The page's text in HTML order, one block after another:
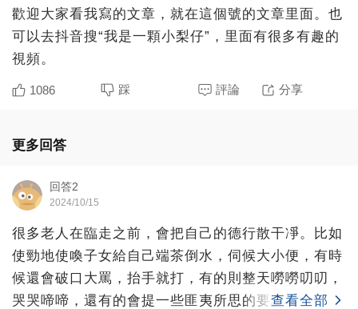
歡迎大家看我寫的文章，就在這個號的文章里面。也
可以去抖音搜“我是一顆小梨仔”，里面有很多有趣的
視頻。
1086 踩 評論 分享
更多回答
回答2
2024/10/15
很多老人在臨走之前，會把自己的德行散干凈。比如
使勁地使喚子女給自己端茶倒水，伺候大小便，有時
候還會破口大罵，抬手就打，有的則整天嘮嘮叨叨，
哭哭啼啼，還有的會提一些匪夷所思的要求。除了是
查看全部